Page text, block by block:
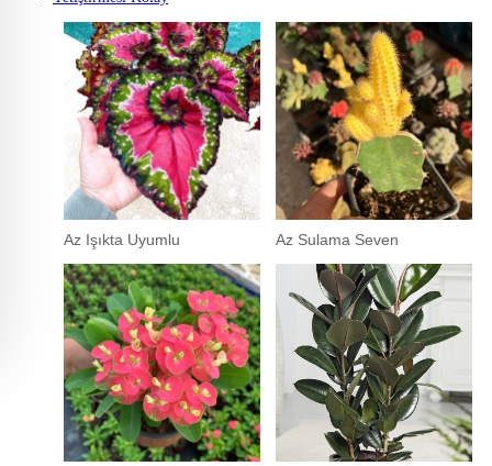
Az Işıkta Uyumlu Az Sulama Seven